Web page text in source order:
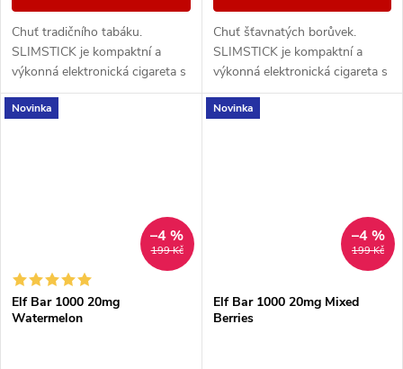
Chuť tradičního tabáku.
SLIMSTICK je kompaktní a
výkonná elektronická cigareta s
předplněnou cartridgí o objemu
2ml.
Chuť šťavnatých borůvek.
SLIMSTICK je kompaktní a
výkonná elektronická cigareta s
předplněnou cartridgí o objemu
2ml.
Novinka
199 Kč
–4 %
Elf Bar 1000 20mg
Watermelon
Novinka
199 Kč
–4 %
Elf Bar 1000 20mg Mixed
Berries